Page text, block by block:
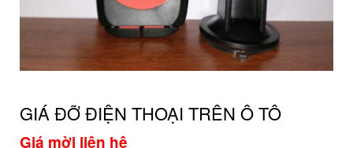
GIÁ ĐỠ ĐIỆN THOẠI TRÊN Ô TÔ
Giá mời liên hệ